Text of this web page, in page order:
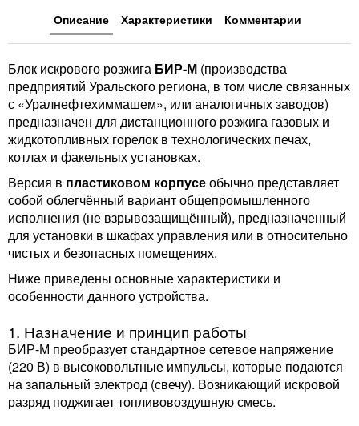
Описание Характеристики Комментарии
Блок искрового розжига БИР-М (производства
предприятий Уральского региона, в том числе связанных
с «Уралнефтехиммашем», или аналогичных заводов)
предназначен для дистанционного розжига газовых и
жидкотопливных горелок в технологических печах,
котлах и факельных установках.
Версия в пластиковом корпусеобычно представляет
собой облегчённый вариант общепромышленного
исполнения (не взрывозащищённый), предназначенный
для установки в шкафах управления или в относительно
чистых и безопасных помещениях.
Ниже приведены основные характеристики и
особенности данного устройства.
1. Назначение и принцип работы
БИР-М преобразует стандартное сетевое напряжение
(220 В) в высоковольтные импульсы, которые подаются
на запальный электрод (свечу). Возникающий искровой
разряд поджигает топливовоздушную смесь.